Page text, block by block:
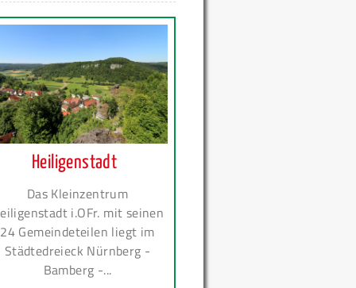
Heiligenstadt
Das Kleinzentrum
i.OFr. mit seinen
24 Gemeindeteilen liegt im
Städtedreieck Nürnberg -
Bamberg -...